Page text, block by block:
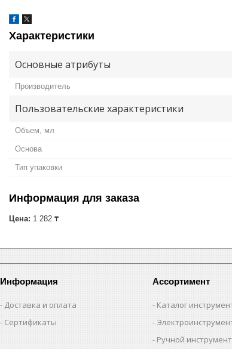
Характеристики
Основные атрибуты
Производитель
Пользовательские характеристики
Объем, мл
Основа
Тип упаковки
Информация для заказа
Цена: 1 282 ₸
Информация
Доставка и оплата
Сертификаты
Ассортимент
Каталог
Ручной инструмент